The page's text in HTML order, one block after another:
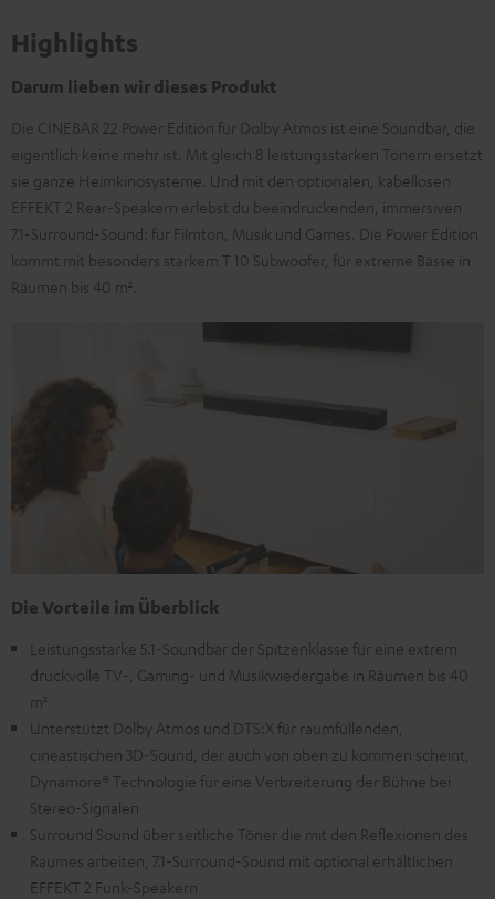
Highlights
Darum lieben wir dieses Produkt
Die CINEBAR 22 Power Edition für Dolby Atmos ist eine Soundbar, die
eigentlich keine mehr ist. Mit gleich 8 leistungsstarken Tönern ersetzt
sie ganze Heimkinosysteme. Und mit den optionalen, kabellosen
EFFEKT 2 Rear-Speakern erlebst du beeindruckenden, immersiven
7.1-Surround-Sound: für Filmton, Musik und Games. Die Power Edition
kommt mit besonders starkem T 10 Subwoofer, für extreme Bässe in
Räumen bis 40 m².
Die Vorteile im Überblick
Leistungsstarke 5.1-Soundbar der Spitzenklasse für eine extrem
druckvolle TV-, Gaming- und Musikwiedergabe in Räumen bis 40
m²
Unterstützt Dolby Atmos und DTS:X für raumfüllenden,
cineastischen 3D-Sound, der auch von oben zu kommen scheint,
Dynamore® Technologie für eine Verbreiterung der Bühne bei
Stereo-Signalen
Surround Sound über seitliche Töner die mit den Reflexionen des
Raumes arbeiten, 7.1-Surround-Sound mit optional erhältlichen
EFFEKT 2 Funk-Speakern